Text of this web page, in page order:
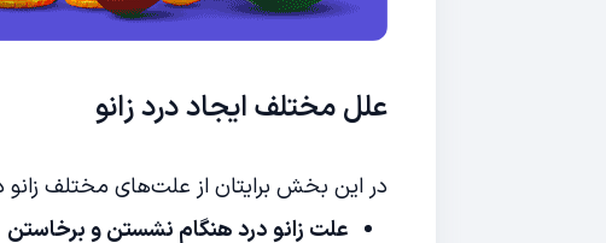
علل مختلف ایجاد درد زانو
در این بخش برایتان از علت‌های مختلف زانو
علت زانو درد هنگام نشستن و برخاستن